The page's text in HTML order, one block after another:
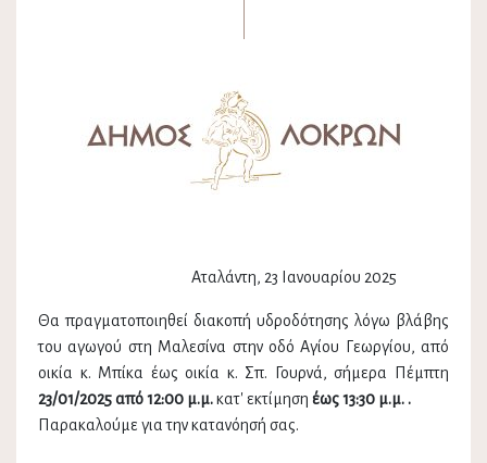
Αταλάντη, 23 Ιανουαρίου 2025
Θα πραγματοποιηθεί διακοπή υδροδότησης λόγω βλάβης
του αγωγού στη Μαλεσίνα στην οδό Αγίου Γεωργίου, από
οικία κ. Μπίκα έως οικία κ. Σπ. Γουρνά, σήμερα Πέμπτη
23/01/2025 από 12:00 μ.μ.κατ' εκτίμηση έως 13:30 μ.μ. .
Παρακαλούμε για την κατανόησή σας.